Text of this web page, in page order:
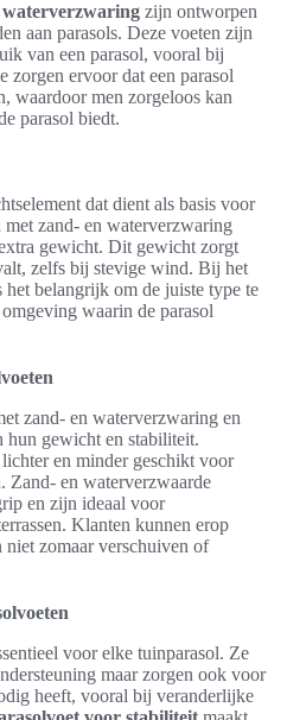
waterverzwaring zijn ontworpen
aan parasols. Deze voeten zijn
van een parasol, vooral bij
zorgen ervoor dat een parasol
waardoor men zorgeloos kan
parasol biedt.
dat dient als basis voor
met zand- en waterverzwaring
gewicht. Dit gewicht zorgt
zelfs bij stevige wind. Bij het
het belangrijk om de juiste type te
waarin de parasol
zand- en waterverzwaring en
hun gewicht en stabiliteit.
en minder geschikt voor
Zand- en waterverzwaarde
en zijn ideaal voor
Klanten kunnen erop
zomaar verschuiven of
voor elke tuinparasol. Ze
maar zorgen ook voor
heeft, vooral bij veranderlijke